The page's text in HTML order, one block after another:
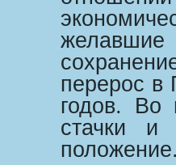
перерос в
годов. Во
стачки и